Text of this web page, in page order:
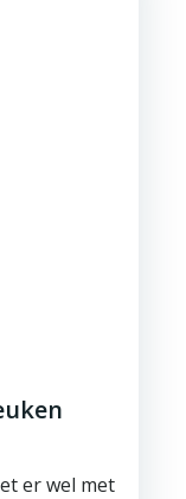
er wel met